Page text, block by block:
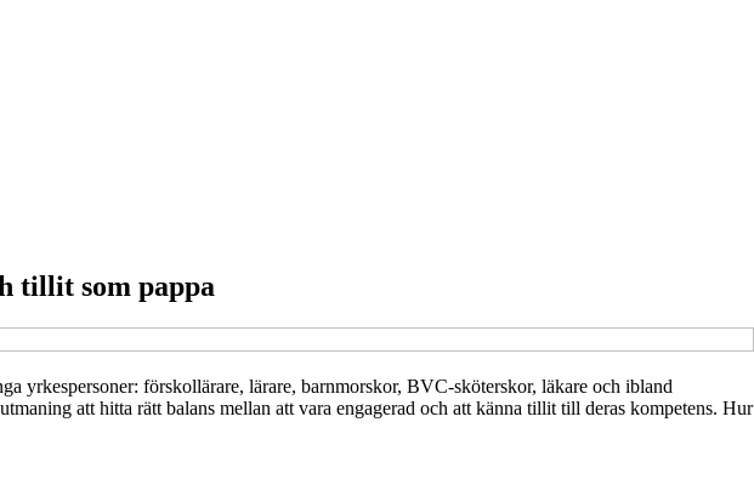
tillit som pappa
yrkespersoner: förskollärare, lärare, barnmorskor, BVC-sköterskor, läkare och ibland
att hitta rätt balans mellan att vara engagerad och att känna tillit till deras kompetens. Hur